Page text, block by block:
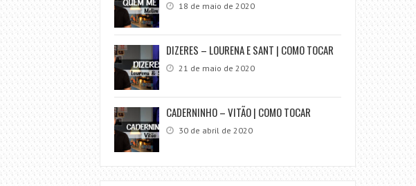
18 de maio de 2020
DIZERES – LOURENA E SANT | COMO TOCAR
21 de maio de 2020
CADERNINHO – VITÃO | COMO TOCAR
30 de abril de 2020